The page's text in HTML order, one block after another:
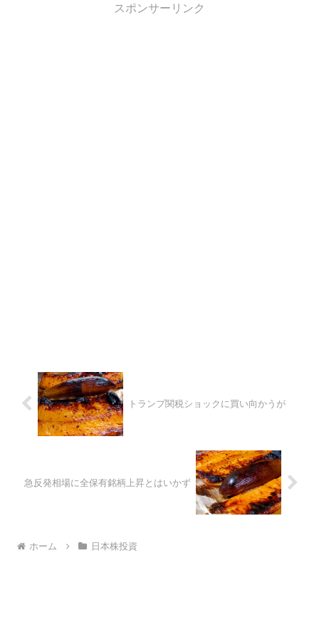
スポンサーリンク
トランプ関税ショックに買い向かうが
急反発相場に全保有銘柄上昇とはいかず
ホーム 日本株投資